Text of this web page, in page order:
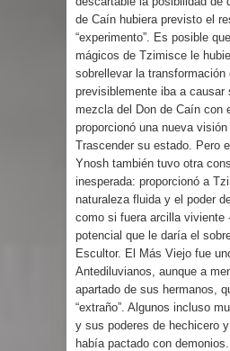
de Caín hubiera previsto el
“experimento”. Es posible
mágicos de Tzimisce le
sobrellevar la transformación
previsiblemente iba a causar
mezcla del Don de Caín con
proporcionó una nueva
Trascender su estado. Pero
Ynosh también tuvo otra
inesperada: proporcionó a
naturaleza fluida y el poder
como si fuera arcilla viviente
potencial que le daría el
Escultor. El Más Viejo fue
Antediluvianos, aunque a
apartado de sus hermanos,
“extraño”. Algunos incluso
y sus poderes de hechicero
había pactado con